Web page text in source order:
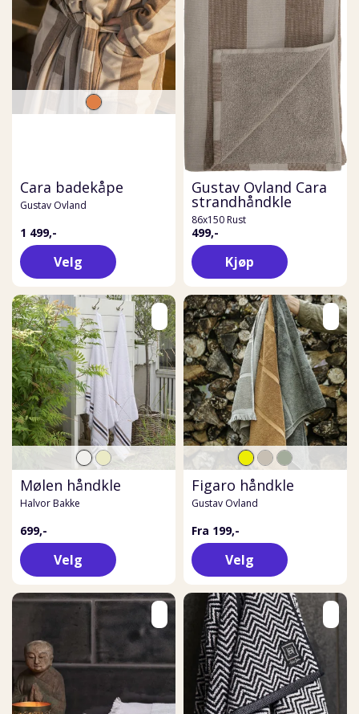
Cara badekåpe
Gustav Ovland
1 499,-
Velg
Gustav Ovland Cara
strandhåndkle
86x150 Rust
499,-
Kjøp
Mølen håndkle
Halvor Bakke
699,-
Velg
Figaro håndkle
Gustav Ovland
Fra 199,-
Velg